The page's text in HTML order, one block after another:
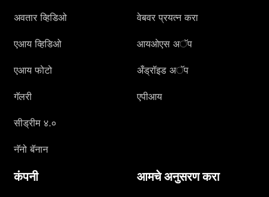
अवतार व्हिडिओ
एआय व्हिडिओ
एआय फोटो
गॅलरी
सीड्रीम ४.०
नॅनो बॅनान
वेबवर प्रयत्न करा
आयओएस अॅप
अँड्रॉइड अॅप
एपीआय
कंपनी आमचे अनुसरण करा